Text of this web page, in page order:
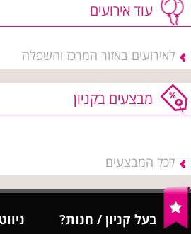
עוד אירועים
לאירועים באזור המרכז והשפלה
מבצעים בקניון
לכל המבצעים
בעל קניון / חנות?